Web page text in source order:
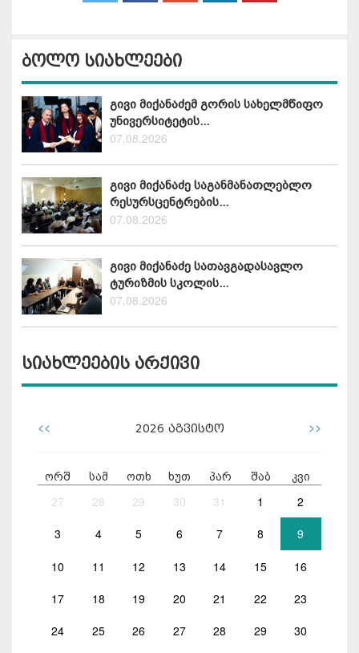
ბოლო სიახლეები
გივი მიქანაძემ გორის სახელმწიფო
უნივერსიტეტის...
07.08.2026
გივი მიქანაძე საგანმანათლებლო
რესურსცენტრების...
07.08.2026
გივი მიქანაძე სათავგადასავლო
ტურიზმის სკოლის...
07.08.2026
სიახლეების არქივი
<< 2026 აგვისტო >>
ორშ სამ ოთხ ხუთ პარ შაბ კვი
27 28 29 30 31 1 2
3 4 5 6 7 8 9
10 11 12 13 14 15 16
17 18 19 20 21 22 23
24 25 26 27 28 29 30